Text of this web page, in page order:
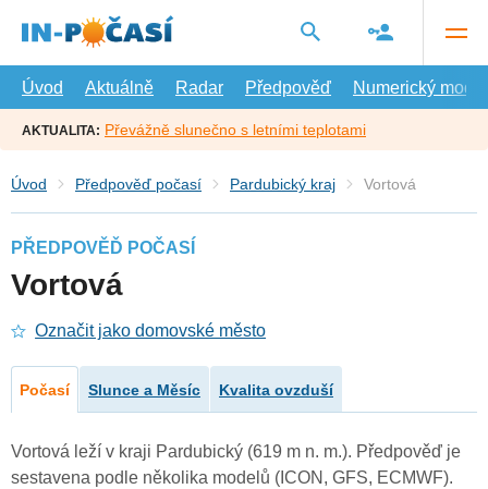
hlavní
Úvod
Aktuálně Radar Předpověď Numerický model
AKTUALITA: Převážně slunečno s letními teplotami
Úvod Předpověď počasí Pardubický kraj Vortová
PŘEDPOVĚĎ POČASÍ
Vortová
Označit jako domovské město
Počasí Slunce a Měsíc Kvalita ovzduší
Vortová leží v kraji Pardubický (619 m n. m.). Předpověď je
sestavena podle několika modelů (ICON, GFS, ECMWF).